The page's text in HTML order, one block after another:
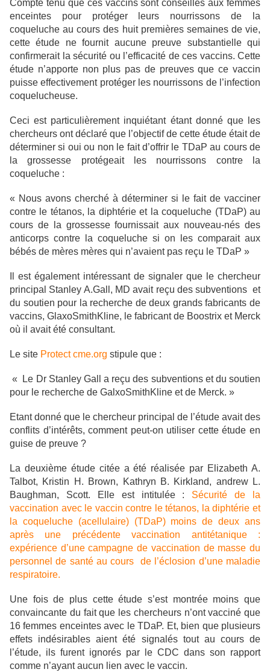
Compte tenu que ces vaccins sont conseillés aux femmes
enceintes pour protéger leurs nourrissons de la
coqueluche au cours des huit premières semaines de vie,
cette étude ne fournit aucune preuve substantielle qui
confirmerait la sécurité ou l’efficacité de ces vaccins. Cette
étude n’apporte non plus pas de preuves que ce vaccin
puisse effectivement protéger les nourrissons de l’infection
coquelucheuse.
Ceci est particulièrement inquiétant étant donné que les
chercheurs ont déclaré que l’objectif de cette étude était de
déterminer si oui ou non le fait d’offrir le TDaP au cours de
la grossesse protégeait les nourrissons contre la
coqueluche :
« Nous avons cherché à déterminer si le fait de vacciner
contre le tétanos, la diphtérie et la coqueluche (TDaP) au
cours de la grossesse fournissait aux nouveau-nés des
anticorps contre la coqueluche si on les comparait aux
bébés de mères mères qui n’avaient pas reçu le TDaP »
Il est également intéressant de signaler que le chercheur
principal Stanley A.Gall, MD avait reçu des subventions et
du soutien pour la recherche de deux grands fabricants de
vaccins, GlaxoSmithKline, le fabricant de Boostrix et Merck
où il avait été consultant.
Le site Protect cme.org stipule que :
« Le Dr Stanley Gall a reçu des subventions et du soutien
pour le recherche de GalxoSmithKline et de Merck. »
Etant donné que le chercheur principal de l’étude avait des
conflits d’intérêts, comment peut-on utiliser cette étude en
guise de preuve ?
La deuxième étude citée a été réalisée par Elizabeth A.
Talbot, Kristin H. Brown, Kathryn B. Kirkland, andrew L.
Baughman, Scott. Elle est intitulée : Sécurité de la
vaccination avec le vaccin contre le tétanos, la diphtérie et
la coqueluche (acellulaire) (TDaP) moins de deux ans
après une précédente vaccination antitétanique :
expérience d’une campagne de vaccination de masse du
personnel de santé au cours de l’éclosion d’une maladie
respiratoire.
Une fois de plus cette étude s’est montrée moins que
convaincante du fait que les chercheurs n’ont vacciné que
16 femmes enceintes avec le TDaP. Et, bien que plusieurs
effets indésirables aient été signalés tout au cours de
l’étude, ils furent ignorés par le CDC dans son rapport
comme n’ayant aucun lien avec le vaccin.